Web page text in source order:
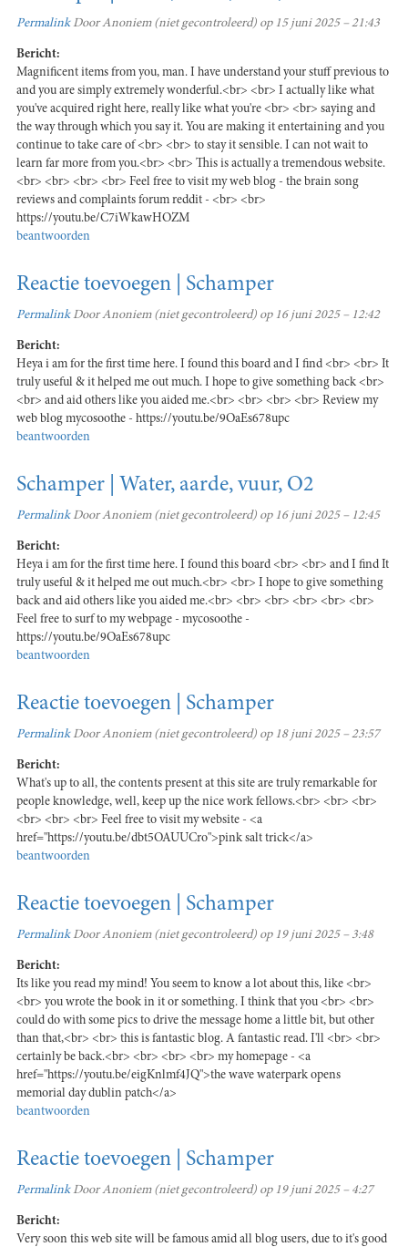
PermalinkDoorAnoniem (niet gecontroleerd) op 15 juni 2025 – 21:43
Bericht:
Magnificent items from you, man. I have understand your stuff previous to
and you are simply extremely wonderful.<br> <br> I actually like what
you've acquired right here, really like what you're <br> <br> saying and
the way through which you say it. You are making it entertaining and you
continue to take care of <br> <br> to stay it sensible. I can not wait to
learn far more from you.<br> <br> This is actually a tremendous website.
<br> <br> <br> <br> Feel free to visit my web blog - the brain song
reviews and complaints forum reddit - <br> <br>
https://youtu.be/C7iWkawHOZM
beantwoorden
Reactie toevoegen | Schamper
PermalinkDoorAnoniem (niet gecontroleerd) op 16 juni 2025 – 12:42
Bericht:
Heya i am for the first time here. I found this board and I find <br> <br> It
truly useful & it helped me out much. I hope to give something back <br>
<br> and aid others like you aided me.<br> <br> <br> <br> Review my
web blog mycosoothe - https://youtu.be/9OaEs678upc
beantwoorden
Schamper | Water, aarde, vuur, O2
PermalinkDoorAnoniem (niet gecontroleerd) op 16 juni 2025 – 12:45
Bericht:
Heya i am for the first time here. I found this board <br> <br> and I find It
truly useful & it helped me out much.<br> <br> I hope to give something
back and aid others like you aided me.<br> <br> <br> <br> <br> <br>
Feel free to surf to my webpage - mycosoothe -
https://youtu.be/9OaEs678upc
beantwoorden
Reactie toevoegen | Schamper
PermalinkDoorAnoniem (niet gecontroleerd) op 18 juni 2025 – 23:57
Bericht:
What's up to all, the contents present at this site are truly remarkable for
people knowledge, well, keep up the nice work fellows.<br> <br> <br>
<br> <br> <br> Feel free to visit my website - <a
href="https://youtu.be/dbt5OAUUCro">pink salt trick</a>
beantwoorden
Reactie toevoegen | Schamper
PermalinkDoorAnoniem (niet gecontroleerd) op 19 juni 2025 – 3:48
Bericht:
Its like you read my mind! You seem to know a lot about this, like <br>
<br> you wrote the book in it or something. I think that you <br> <br>
could do with some pics to drive the message home a little bit, but other
than that,<br> <br> this is fantastic blog. A fantastic read. I'll <br> <br>
certainly be back.<br> <br> <br> <br> my homepage - <a
href="https://youtu.be/eigKnlmf4JQ">the wave waterpark opens
memorial day dublin patch</a>
beantwoorden
Reactie toevoegen | Schamper
PermalinkDoorAnoniem (niet gecontroleerd) op 19 juni 2025 – 4:27
Bericht:
Very soon this web site will be famous amid all blog users, due to it's good